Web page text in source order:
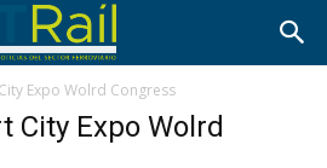
Expo Wolrd Congress
City Expo Wolrd